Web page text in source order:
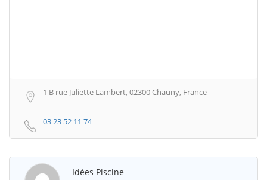
1 B rue Juliette Lambert, 02300 Chauny, France
03 23 52 11 74
Idées Piscine